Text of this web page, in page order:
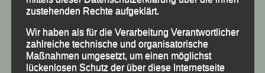
zustehenden Rechte aufgeklärt.
Wir haben als für die Verarbeitung Verantwortlicher
zahlreiche technische und organisatorische
Maßnahmen umgesetzt, um einen möglichst
lückenlosen Schutz der über diese Internetseite